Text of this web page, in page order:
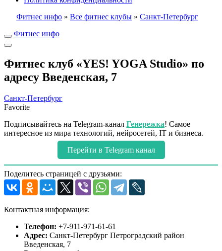
Фитнес инфо » Все фитнес клубы » Санкт-Петербург
Фитнес инфо
Фитнес клуб «YES! YOGA Studio» по
адресу Введенская, 7
Санкт-Петербург
Favorite
Подписывайтесь на Telegram-канал Генережка! Самое
интересное из мира технологий, нейросетей, IT и бизнеса.
Перейти в Telegram канал
Поделитесь страницей с друзьями:
Контактная информация:
Телефон: +7-911-971-61-61
Адрес: Санкт-Петербург Петроградский район
Введенская, 7